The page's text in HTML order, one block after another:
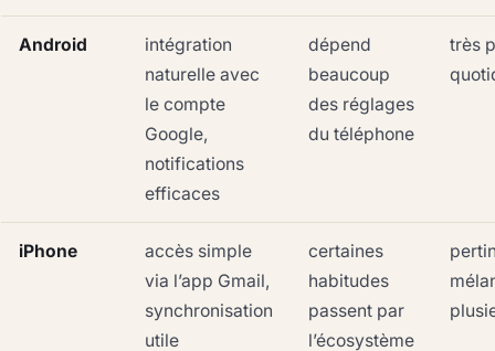
Android
intégration
naturelle avec
le compte
Google,
notifications
efficaces
dépend
beaucoup
des réglages
du téléphone
très
iPhone
accès simple
via l’app Gmail,
synchronisation
utile
certaines
habitudes
passent par
l’écosystème